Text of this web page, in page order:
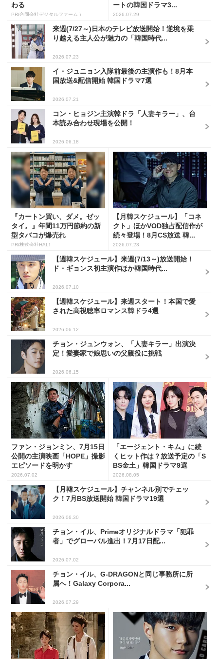
わる
PR(合同会社デジタルファーム )
ートの韓国ドラマ3...
2026.07.29
来週(7/27～)日本のテレビ放送開始！逆境を乗
り越える主人公が魅力の「韓国時代...
2026.07.23
イ・ジュニョン入隊前最後の主演作も！8月本
国放送&配信開始 韓国ドラマ7選
2026.07.21
コン・ヒョジン主演韓ドラ「人妻キラー」、台
本読み合わせ現場を公開！
2026.06.18
『カートン買い、ダメ。ゼッ
タイ。』年間11万円節約の新
型タバコが爆売れ
PR(株式会社HAL)
【月韓スケジュール】「コネ
クト」ほかVOD独占配信作が
続々登場！8月CS放送 韓...
2026.07.23
【週韓スケジュール】来週(7/13～)放送開始！
ド・ギョンス初主演作ほか韓国時代...
2026.07.10
【週韓スケジュール】来週スタート！本国で愛
された高視聴率ロマンス韓ドラ4選
2026.06.12
チョン・ジュンウォン、「人妻キラー」出演決
定！愛妻家で娘思いの父親役に挑戦
2026.06.15
ファン・ジョンミン、7月15日
公開の主演映画「HOPE」撮影
エピソードを明かす
2026.07.02
「エージェント・キム」に続
くヒット作は？放送予定の「S
BS金土」韓国ドラマ9選
2026.08.05
【月韓スケジュール】チャンネル別でチェッ
ク！7月BS放送開始 韓国ドラマ19選
2026.06.30
チョン・イル、Primeオリジナルドラマ「犯罪
者」でグローバル進出！7月17日配...
2026.07.02
チョン・イル、G-DRAGONと同じ事務所に所
属へ！Galaxy Corpora...
2026.07.29